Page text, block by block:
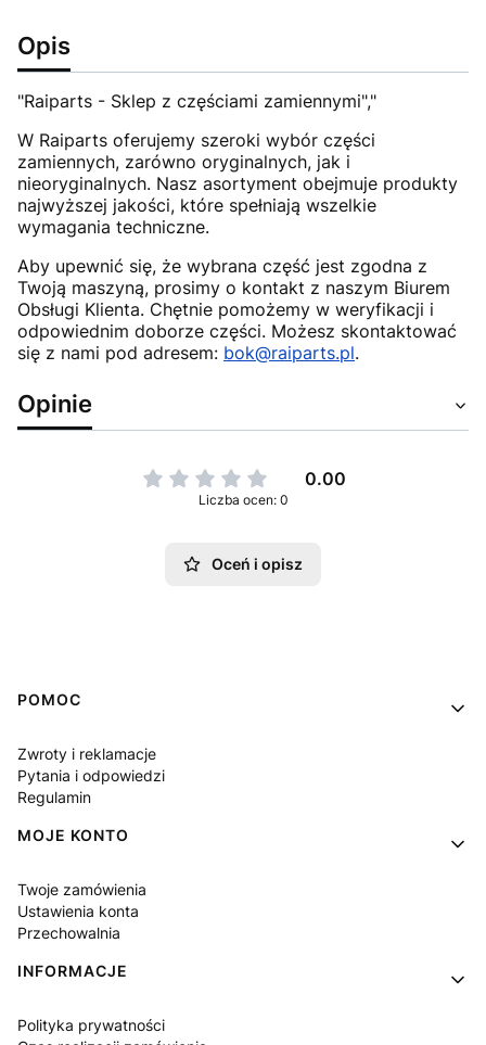
Opis
"Raiparts - Sklep z częściami zamiennymi","
W Raiparts oferujemy szeroki wybór części
zamiennych, zarówno oryginalnych, jak i
nieoryginalnych. Nasz asortyment obejmuje produkty
najwyższej jakości, które spełniają wszelkie
wymagania techniczne.
Aby upewnić się, że wybrana część jest zgodna z
Twoją maszyną, prosimy o kontakt z naszym Biurem
Obsługi Klienta. Chętnie pomożemy w weryfikacji i
odpowiednim doborze części. Możesz skontaktować
się z nami pod adresem: bok@raiparts.pl.
Opinie
0.00
Liczba ocen: 0
Oceń i opisz
Linki w stopce
POMOC
Zwroty i reklamacje
Pytania i odpowiedzi
Regulamin
MOJE KONTO
Twoje zamówienia
Ustawienia konta
Przechowalnia
INFORMACJE
Polityka prywatności